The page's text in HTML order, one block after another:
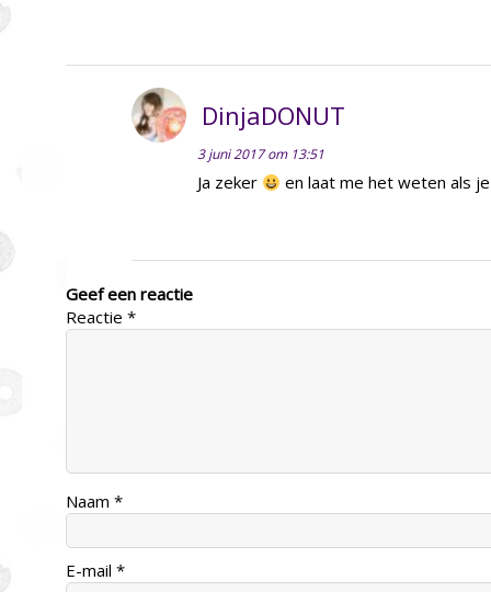
DinjaDONUT
3 juni 2017 om 13:51
Ja zeker en laat me het weten als
Geef een reactie
Reactie *
Naam *
E-mail *